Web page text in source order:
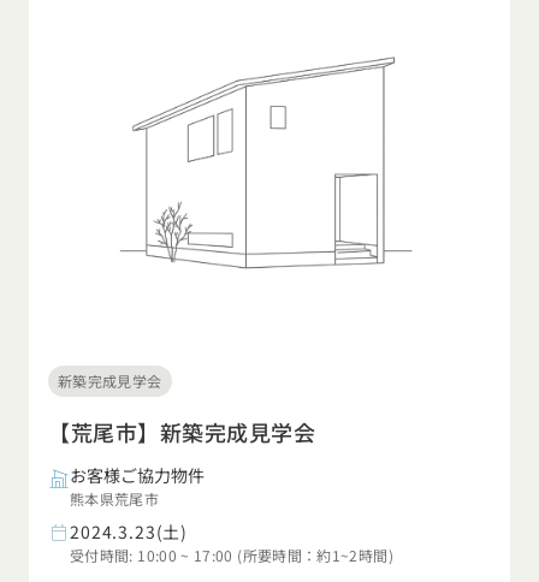
新築完成見学会
【荒尾市】新築完成見学会
お客様ご協力物件
熊本県荒尾市
2024.3.23(土)
受付時間: 10:00 ~ 17:00 (所要時間：約1~2時間)